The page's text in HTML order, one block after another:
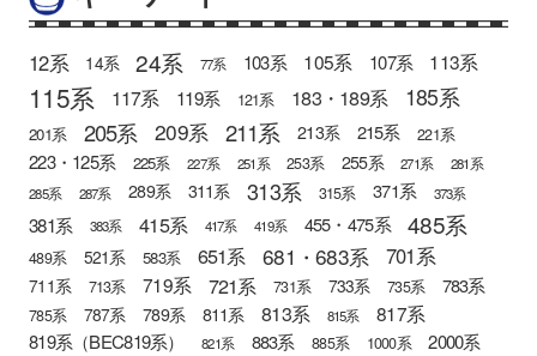
12系 14系 24系 77系 103系 105系 107系 113系
115系 117系 119系 121系 183・189系 185系
201系 205系 209系 211系 213系 215系 221系
223・125系 225系 227系 251系 253系 255系 271系
281系
285系
287系 289系 311系 313系 315系 371系 373系
381系 383系 415系 417系 419系 455・475系 485系
489系 521系 583系 651系 681・683系 701系
711系 713系 719系 721系 731系 733系 735系 783系
785系 787系 789系 811系 813系 815系 817系
819系（BEC819系） 821系 883系 885系 1000系 2000系